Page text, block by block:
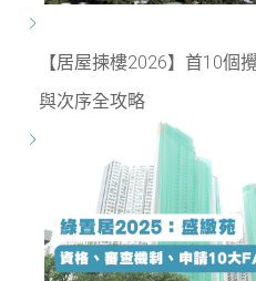
【居屋揀樓2026】首10個
與次序全攻略